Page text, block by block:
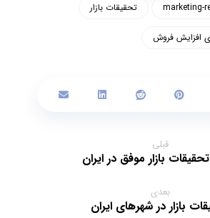
marketing- تحقیقات بازار
افزایش فروش
قبلی
بازار موفق در ایران
بعدی
بازار در شهرهای ایران